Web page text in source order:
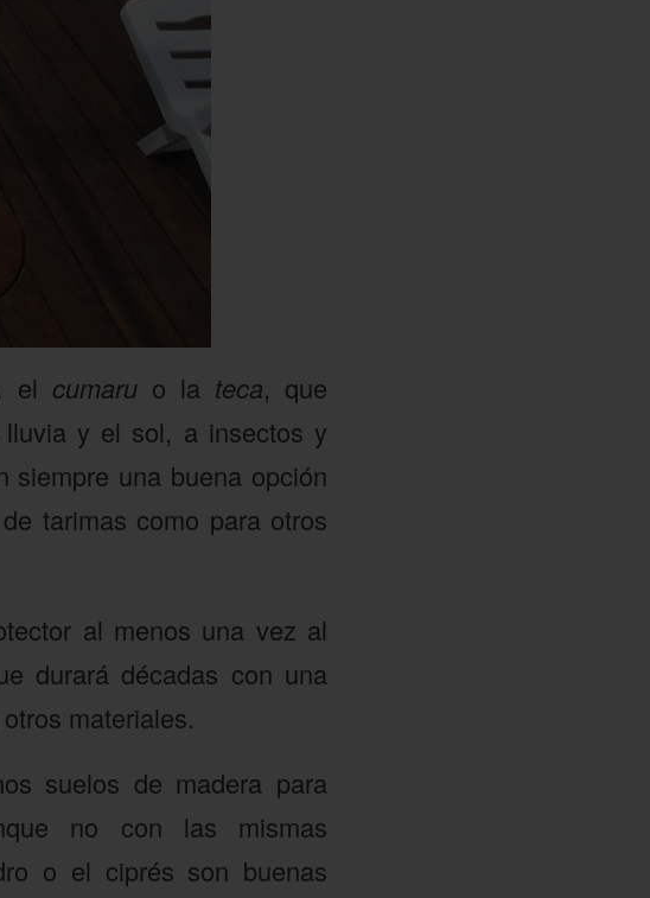
el cumaru o la teca, que
y el sol, a insectos y
siempre una buena opción
tarimas como para otros
al menos una vez al
durará décadas con una
materiales.
suelos de madera para
no con las mismas
o el ciprés son buenas